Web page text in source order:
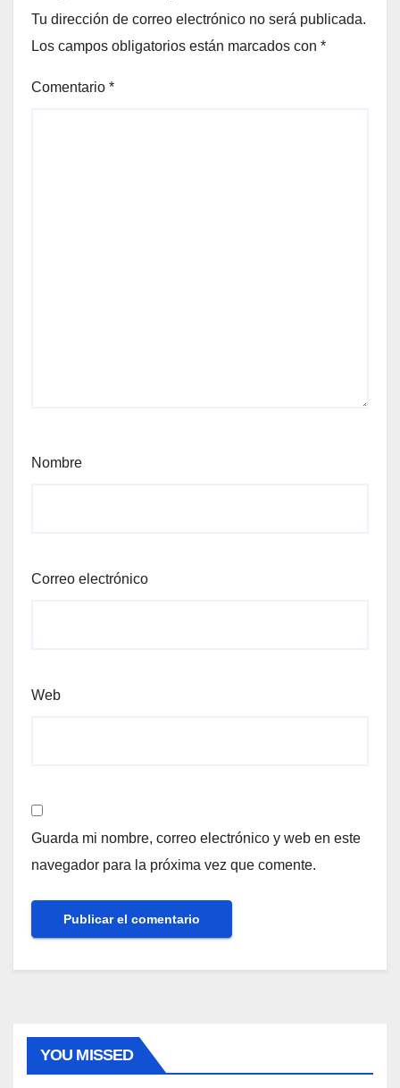
Tu dirección de correo electrónico no será publicada.
Los campos obligatorios están marcados con *
Comentario *
Nombre
Correo electrónico
Web
Guarda mi nombre, correo electrónico y web en este
navegador para la próxima vez que comente.
YOU MISSED